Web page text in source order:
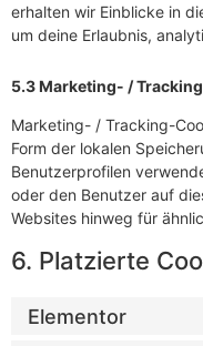
erhalten wir Einblicke in
um deine Erlaubnis,
5.3 Marketing- /
Marketing- / Tracking-
Form der lokalen
Benutzerprofilen
oder den Benutzer auf
Websites hinweg für
6. Platzierte
Elementor